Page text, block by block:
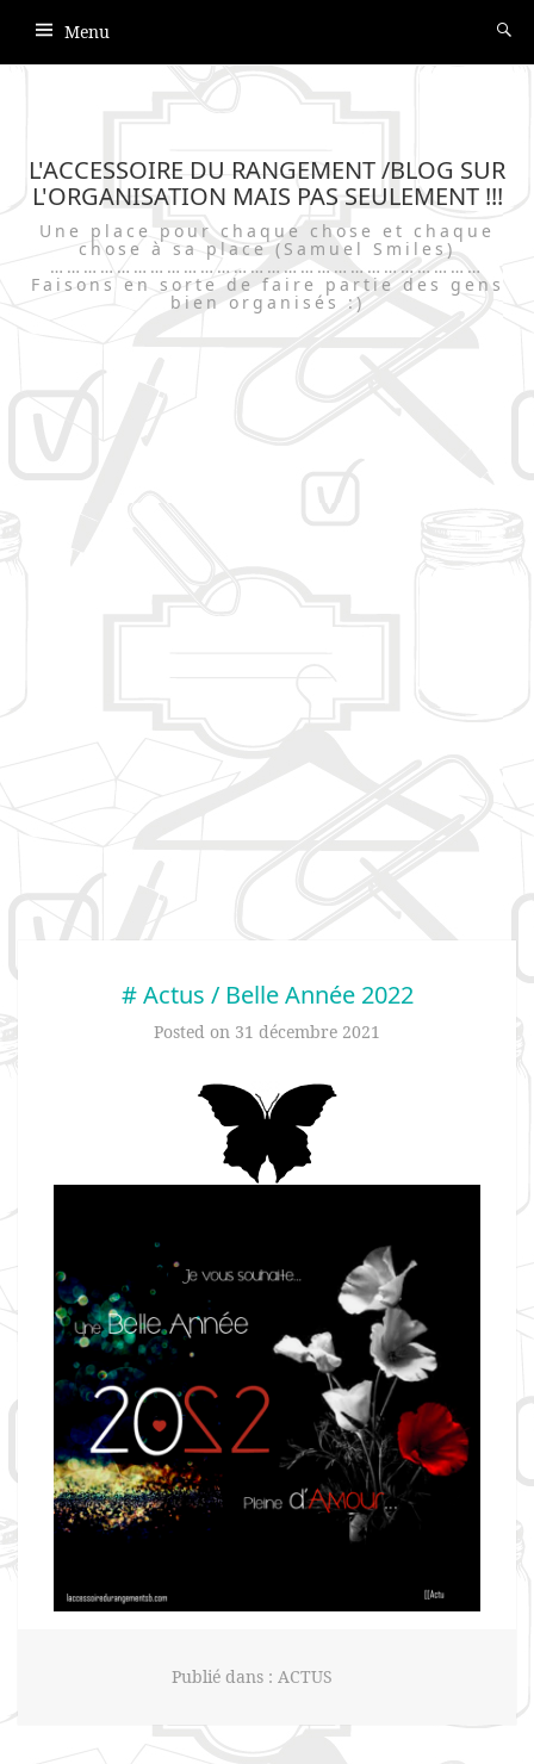
Menu
L'ACCESSOIRE DU RANGEMENT /BLOG SUR
L'ORGANISATION MAIS PAS SEULEMENT !!!
Une place pour chaque chose et chaque
chose à sa place (Samuel Smiles)
……………………………………………………………………
Faisons en sorte de faire partie des gens
bien organisés :)
# Actus / Belle Année 2022
Posted on 31 décembre 2021
Publié dans : ACTUS